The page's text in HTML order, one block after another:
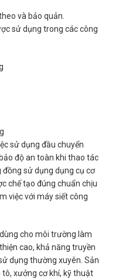
và bảo quản.
sử dụng trong các công
sử dụng đầu chuyển
độ an toàn khi thao tác
đồng sử dụng dụng cụ cơ
chế tạo đúng chuẩn chịu
việc với máy siết công
cho môi trường làm
cao, khả năng truyền
dụng thường xuyên. Sản
xưởng cơ khí, kỹ thuật